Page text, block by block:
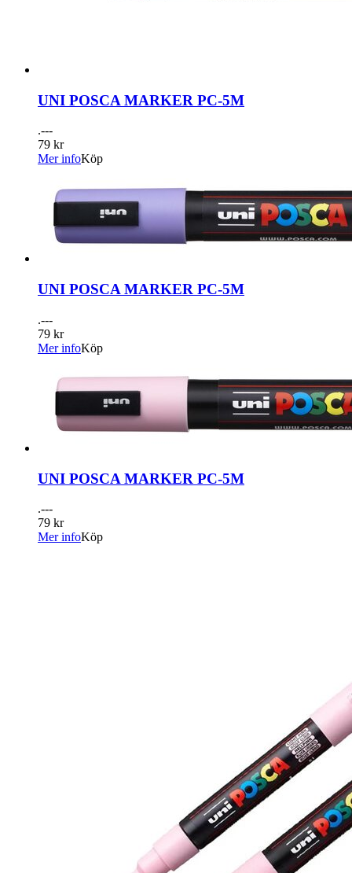
UNI POSCA MARKER PC-5M
.---
79 kr
Mer infoKöp
UNI POSCA MARKER PC-5M
.---
79 kr
Mer infoKöp
UNI POSCA MARKER PC-5M
.---
79 kr
Mer infoKöp